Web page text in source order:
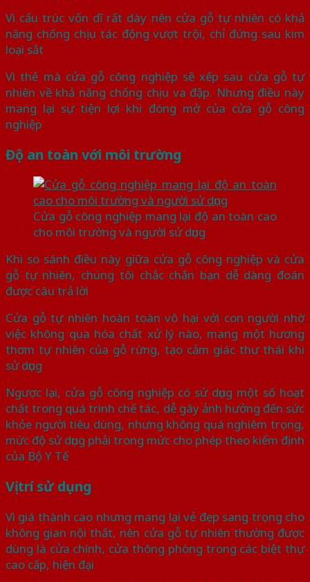
Vì cấu trúc vốn dĩ rất dày nên cửa gỗ tự nhiên có khả
năng chống chịu tác động vượt trội, chỉ đứng sau kim
loại sắt
Vì thế mà cửa gỗ công nghiệp sẽ xếp sau cửa gỗ tự
nhiên về khả năng chống chịu va đập. Nhưng điều này
mang lại sự tiện lợi khi đóng mở của cửa gỗ công
nghiệp
Độ an toàn với môi trường
Cửa gỗ công nghiệp mang lại độ an toàn cao
cho môi trường và người sử dụng
Khi so sánh điều này giữa cửa gỗ công nghiệp và cửa
gỗ tự nhiên, chúng tôi chắc chắn bạn dễ dàng đoán
được câu trả lời
Cửa gỗ tự nhiên hoàn toàn vô hại với con người nhờ
việc không qua hóa chất xử lý nào, mang một hương
thơm tự nhiên của gỗ rừng, tạo cảm giác thư thái khi
sử dụng
Ngược lại, cửa gỗ công nghiệp có sử dụng một số hoạt
chất trong quá trình chế tác, dễ gây ảnh hưởng đến sức
khỏe người tiêu dùng, nhưng không quá nghiêm trọng,
mức độ sử dụng phải trong mức cho phép theo kiểm định
của Bộ Y Tế
Vị trí sử dụng
Vì giá thành cao nhưng mang lại vẻ đẹp sang trọng cho
không gian nội thất, nên cửa gỗ tự nhiên thường được
dùng là cửa chính, cửa thông phòng trong các biệt thự
cao cấp, hiện đại